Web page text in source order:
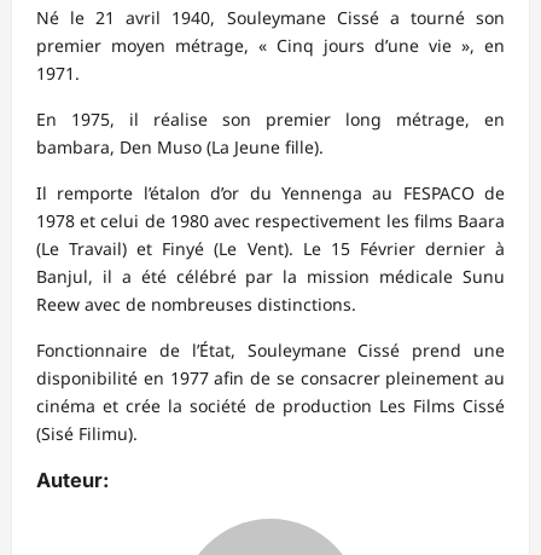
Né le 21 avril 1940, Souleymane Cissé a tourné son
premier moyen métrage, « Cinq jours d’une vie », en
1971.
En 1975, il réalise son premier long métrage, en
bambara, Den Muso (La Jeune fille).
Il remporte l’étalon d’or du Yennenga au FESPACO de
1978 et celui de 1980 avec respectivement les films Baara
(Le Travail) et Finyé (Le Vent). Le 15 Février dernier à
Banjul, il a été célébré par la mission médicale Sunu
Reew avec de nombreuses distinctions.
Fonctionnaire de l’État, Souleymane Cissé prend une
disponibilité en 1977 afin de se consacrer pleinement au
cinéma et crée la société de production Les Films Cissé
(Sisé Filimu).
Auteur: